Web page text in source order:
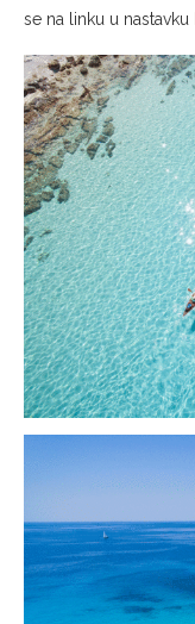
se na linku u nastavku